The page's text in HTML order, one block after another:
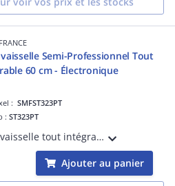
Semi-Professionnel Tout
60 cm - Électronique
:SMFST323PT
:ST323PT
Lave-vaisselle tout intégrable semi-professionnel, hauteur 82 cm- 14 couverts, Moteur inverter 2.0, Bandeau de commande gris métal, Cuve et porte inox - PROGRAMMES / FONCTIONS : 11 programmes dont Ultra-rapide 14min, Hygiène 99,9%, Progr. 1
Ajouter au panier